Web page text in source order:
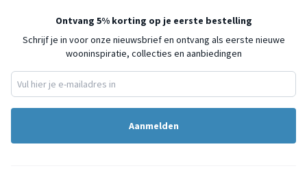
Ontvang 5% korting op je eerste bestelling
Schrijf je in voor onze nieuwsbrief en ontvang als eerste nieuwe
wooninspiratie, collecties en aanbiedingen
Aanmelden